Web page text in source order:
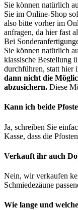
Sie können natürlich
Sie im Online-Shop
also bitte vorher im
anfragen, da hier fast
Bei
Sie können natürlich
klassische Bestellung
durchführen, statt hier
dann nicht die
abzusichern. Diese
Kann ich beide
Ja, schreiben Sie
Kasse, dass die
Verkauft ihr auch
Nein, wir verkaufen
Schmiedezäune
Wie lange und